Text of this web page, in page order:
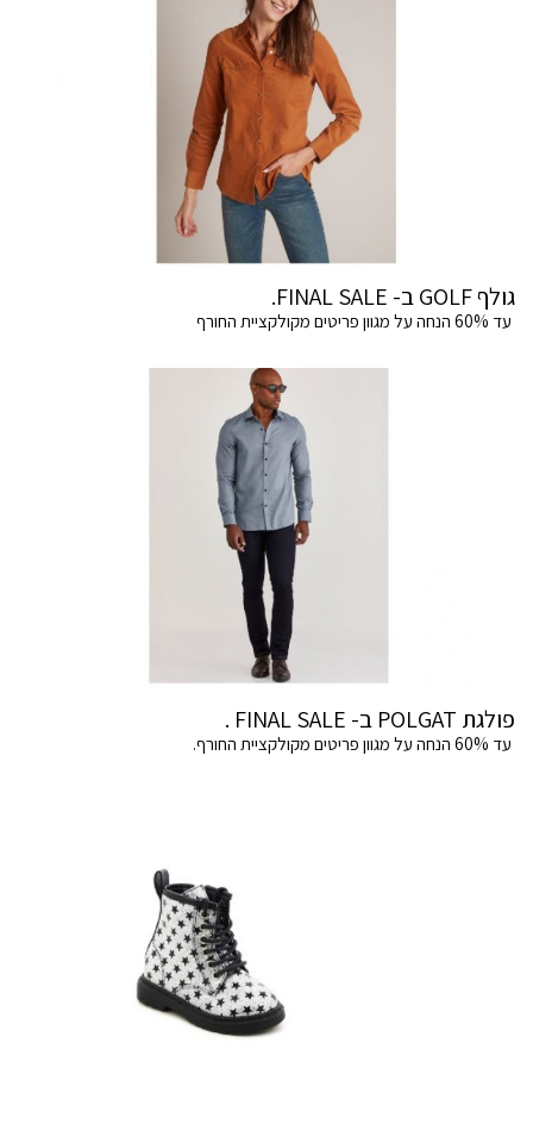
גולף GOLF ב- FINAL SALE.
עד 60% הנחה על מגוון פריטים מקולקציית החורף
פולגת POLGAT ב- FINAL SALE .
עד 60% הנחה על מגוון פריטים מקולקציית החורף.